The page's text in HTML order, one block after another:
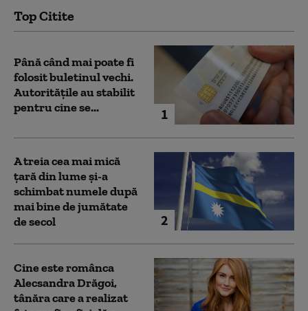
Top Citite
1
Până când mai poate fi
folosit buletinul vechi.
Autoritățile au stabilit
pentru cine se...
2
A treia cea mai mică
țară din lume și-a
schimbat numele după
mai bine de jumătate
de secol
Cine este românca
Alecsandra Drăgoi,
tânăra care a realizat